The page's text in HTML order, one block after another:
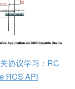
协议学习：RC
RCS API